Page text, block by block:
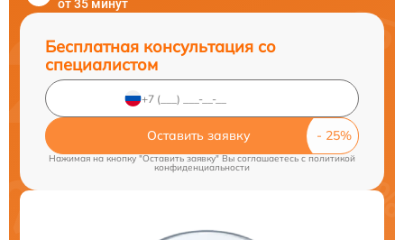
от 35 минут
Бесплатная консультация со
специалистом
Оставить заявку
Нажимая на кнопку "Оставить заявку" Вы соглашаетесь cполитикой
конфиденциальности